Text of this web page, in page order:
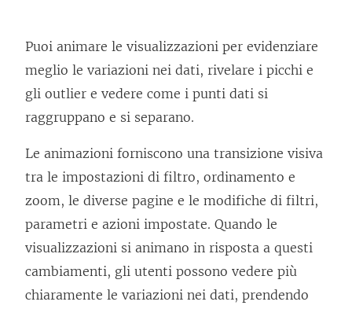
Puoi animare le visualizzazioni per evidenziare
meglio le variazioni nei dati, rivelare i picchi e
gli outlier e vedere come i punti dati si
raggruppano e si separano.
Le animazioni forniscono una transizione visiva
tra le impostazioni di filtro, ordinamento e
zoom, le diverse pagine e le modifiche di filtri,
parametri e azioni impostate. Quando le
visualizzazioni si animano in risposta a questi
cambiamenti, gli utenti possono vedere più
chiaramente le variazioni nei dati, prendendo